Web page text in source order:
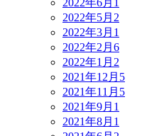
2022年5月 2
2022年3月 1
2022年2月 6
2022年1月 2
2021年12月 5
2021年11月 5
2021年9月 1
2021年8月 1